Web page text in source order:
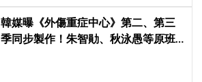
韓媒曝《外傷重症中心》第二、第三
季同步製作！朱智勛、秋泳愚等原班